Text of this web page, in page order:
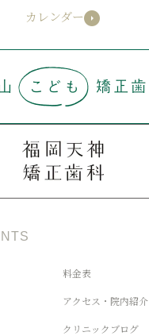
カレンダー
料金表
アクセス・院内紹介
クリニックブログ